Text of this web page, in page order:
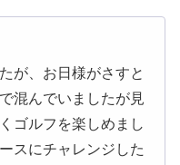
が、お日様がさすと
混んでいましたが見
ゴルフを楽しめまし
スにチャレンジした